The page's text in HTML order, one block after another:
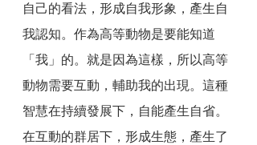
自己的看法，形成自我形象，產生自
我認知。作為高等動物是要能知道
「我」的。就是因為這樣，所以高等
動物需要互動，輔助我的出現。這種
智慧在持續發展下，自能產生自省。
在互動的群居下，形成生態，產生了